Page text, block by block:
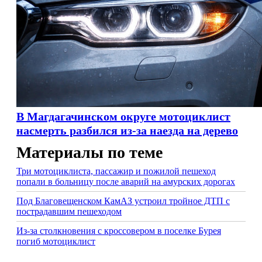
В Магдагачинском округе мотоциклист
насмерть разбился из-за наезда на дерево
Материалы по теме
Три мотоциклиста, пассажир и пожилой пешеход
попали в больницу после аварий на амурских дорогах
Под Благовещенском КамАЗ устроил тройное ДТП с
пострадавшим пешеходом
Из-за столкновения с кроссовером в поселке Бурея
погиб мотоциклист